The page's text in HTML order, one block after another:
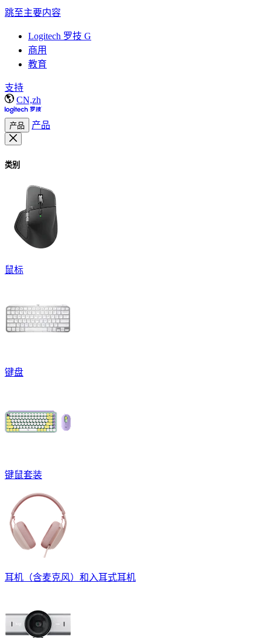
跳至主要内容
Logitech 罗技 G
商用
教育
支持
CN,zh
产品 产品
类别
鼠标
键盘
键鼠套装
耳机（含麦克风）和入耳式耳机